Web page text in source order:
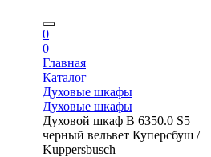
0
0
Главная
Каталог
Духовые шкафы
Духовые шкафы
Духовой шкаф B 6350.0 S5
черный вельвет Куперсбуш /
Kuppersbusch